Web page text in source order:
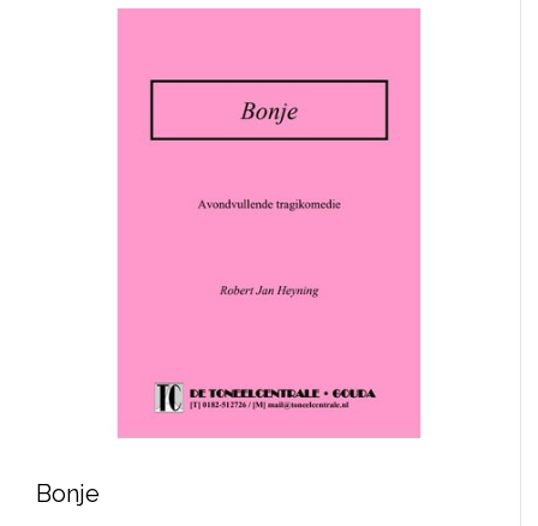
OVERIG (30'-75')
AVONDVULLEND (+75')
SPEKTAKELSTUKKEN
Bonje